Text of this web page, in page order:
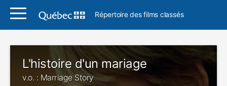
Répertoire des films classés
L'histoire d'un mariage
v.o. : Marriage Story